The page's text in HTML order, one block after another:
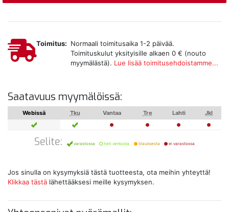
Toimitus: Normaali toimitusaika 1-2 päivää.
Toimituskulut yksityisille alkaen 0 € (nouto
myymälästä). Lue lisää toimitusehdoistamme...
Saatavuus myymälöissä:
Webissä Tku Vantaa Tre Lahti Jkl
Selite: varastossa heti verkosta tilauksesta ei varastossa
Jos sinulla on kysymyksiä tästä tuotteesta, ota meihin yhteyttä!
Klikkaa tästä lähettääksesi meille kysymyksen.